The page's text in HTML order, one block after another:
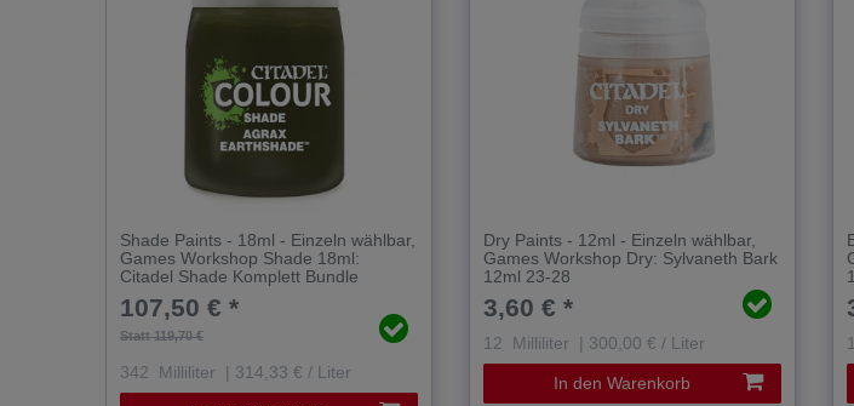
Shade Paints - 18ml - Einzeln wählbar,
Games Workshop Shade 18ml:
Citadel Shade Komplett Bundle
Statt 119,70 €
107,50 € *
342 Milliliter | 314,33 € / Liter
Dry Paints - 12ml - Einzeln wählbar,
Games Workshop Dry: Sylvaneth Bark
12ml 23-28
3,60 € *
12 Milliliter | 300,00 € / Liter
In den Warenkorb